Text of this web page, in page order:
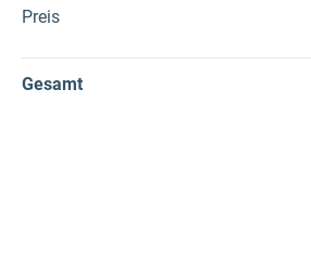
Preis
Gesamt